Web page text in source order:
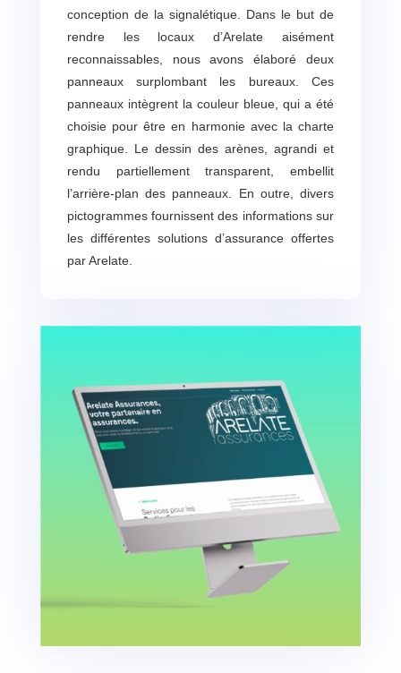
conception de la signalétique. Dans le but de
rendre les locaux d’Arelate aisément
reconnaissables, nous avons élaboré deux
panneaux surplombant les bureaux. Ces
panneaux intègrent la couleur bleue, qui a été
choisie pour être en harmonie avec la charte
graphique. Le dessin des arènes, agrandi et
rendu partiellement transparent, embellit
l’arrière-plan des panneaux. En outre, divers
pictogrammes fournissent des informations sur
les différentes solutions d’assurance offertes
par Arelate.